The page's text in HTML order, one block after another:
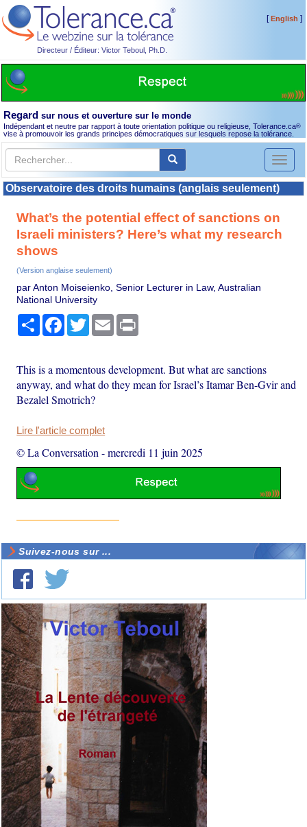
Directeur / Éditeur: Victor Teboul, Ph.D.
[English ]
Regard sur nous et ouverture sur le monde
Indépendant et neutre par rapport à toute orientation politique ou religieuse, Tolerance.ca®
vise à promouvoir les grands principes démocratiques sur lesquels repose la tolérance.
Toggle
Observatoire des droits humains (anglais seulement)
What’s the potential effect of sanctions on
Israeli ministers? Here’s what my research
shows
(Version anglaise seulement)
par Anton Moiseienko, Senior Lecturer in Law, Australian
National University
PartagerFacebook
TwitterEmail
This is a momentous development. But what are sanctions
anyway, and what do they mean for Israel’s Itamar Ben-Gvir and
Bezalel Smotrich?
Lire l'article complet
© La Conversation -mercredi 11 juin 2025
Suivez-nous sur ...